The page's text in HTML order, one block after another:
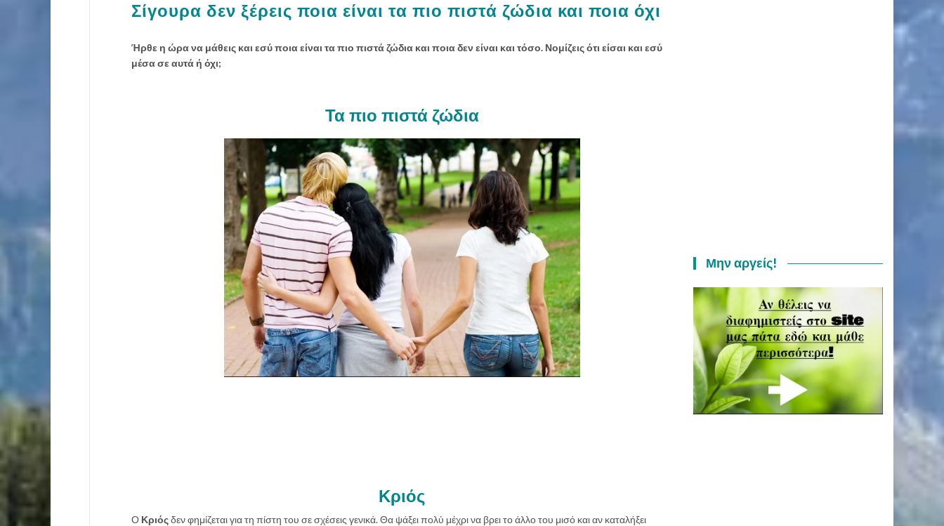
Σίγουρα δεν ξέρεις ποια είναι τα πιο πιστά ζώδια και ποια όχι
Ήρθε η ώρα να μάθεις και εσύ ποια είναι τα πιο πιστά ζώδια και ποια δεν είναι και τόσο. Νομίζεις ότι είσαι και εσύ
μέσα σε αυτά ή όχι;
Τα πιο πιστά ζώδια
Κριός
Ο Κριόςδεν φημίζεται για τη πίστη του σε σχέσεις γενικά. Θα ψάξει πολύ μέχρι να βρει το άλλο του μισό και αν καταλήξει
Μην αργείς!